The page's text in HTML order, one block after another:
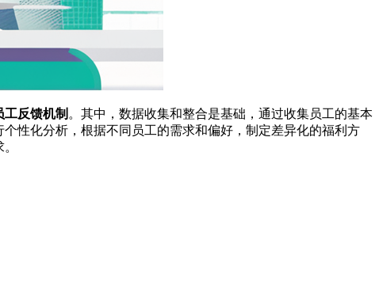
反馈机制 。其中，数据收集和整合是基础，通过收集员工的基本
性化分析，根据不同员工的需求和偏好，制定差异化的福利方